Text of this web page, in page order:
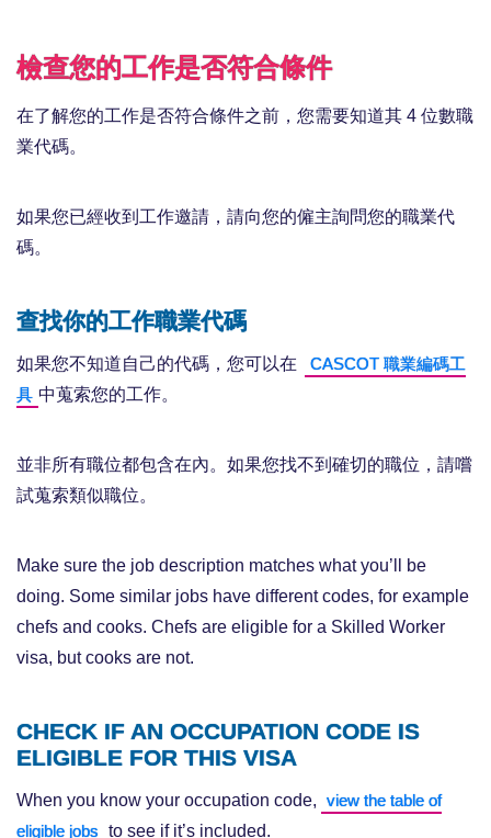
檢查您的工作是否符合條件
在了解您的工作是否符合條件之前，您需要知道其 4 位數職
業代碼。
如果您已經收到工作邀請，請向您的僱主詢問您的職業代
碼。
查找你的工作職業代碼
如果您不知道自己的代碼，您可以在
CASCOT 職業編碼工
具 中蒐索您的工作。
並非所有職位都包含在內。如果您找不到確切的職位，請嚐
試蒐索類似職位。
Make sure the job description matches what you’ll be
doing. Some similar jobs have different codes, for example
chefs and cooks. Chefs are eligible for a Skilled Worker
visa, but cooks are not.
CHECK IF AN OCCUPATION CODE IS
ELIGIBLE FOR THIS VISA
When you know your occupation code,
view the table of
eligible jobs
to see if it’s included.